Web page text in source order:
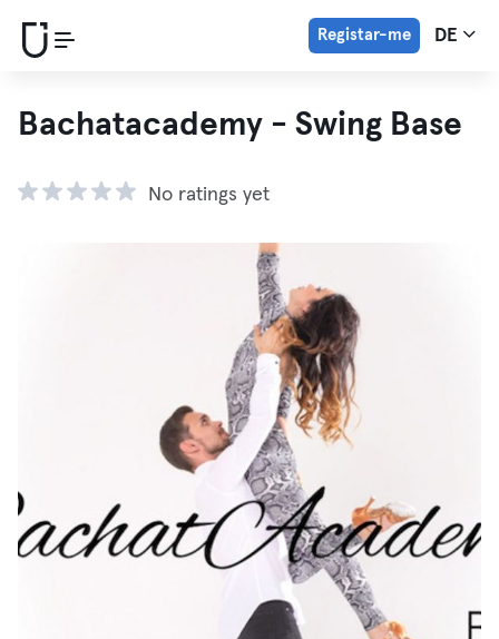
Registar-me DE
Bachatacademy - Swing Base
No ratings yet